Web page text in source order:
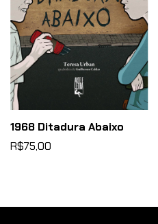
1968 Ditadura Abaixo
R$75,00